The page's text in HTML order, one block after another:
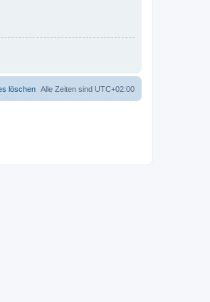
Alle Zeiten sind UTC+02:00
löschen